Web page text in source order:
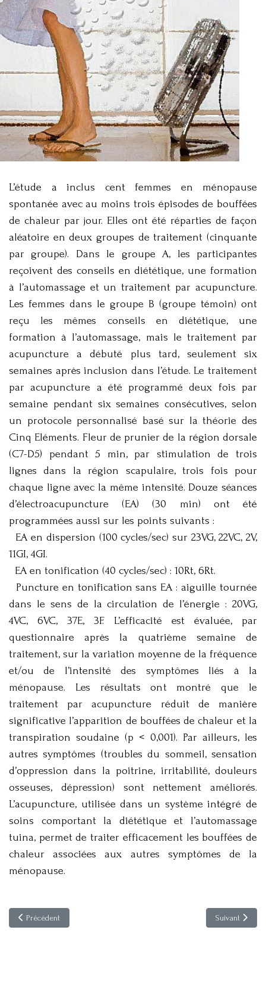
L’étude a inclus cent femmes en ménopause
spontanée avec au moins trois épisodes de bouffées
de chaleur par jour. Elles ont été réparties de façon
aléatoire en deux groupes de traitement (cinquante
par groupe). Dans le groupe A, les participantes
reçoivent des conseils en diététique, une formation
à l’automassage et un traitement par acupuncture.
Les femmes dans le groupe B (groupe témoin) ont
reçu les mêmes conseils en diététique, une
formation à l’automassage, mais le traitement par
acupuncture a débuté plus tard, seulement six
semaines après inclusion dans l’étude. Le traitement
par acupuncture a été programmé deux fois par
semaine pendant six semaines consécutives, selon
un protocole personnalisé basé sur la théorie des
Cinq Eléments. Fleur de prunier de la région dorsale
(C7-D5) pendant 5 min, par stimulation de trois
lignes dans la région scapulaire, trois fois pour
chaque ligne avec la même intensité. Douze séances
d’électroacupuncture (EA) (30 min) ont été
programmées aussi sur les points suivants :
EA en dispersion (100 cycles/sec) sur 23VG, 22VC, 2V,
11GI, 4GI.
EA en tonification (40 cycles/sec) : 10Rt, 6Rt.
Puncture en tonification sans EA : aiguille tournée
dans le sens de la circulation de l’énergie : 20VG,
4VC, 6VC, 37E, 3F. L’efficacité est évaluée, par
questionnaire après la quatrième semaine de
traitement, sur la variation moyenne de la fréquence
et/ou de l’intensité des symptômes liés à la
ménopause. Les résultats ont montré que le
traitement par acupuncture réduit de manière
significative l’apparition de bouffées de chaleur et la
transpiration soudaine (p < 0,001). Par ailleurs, les
autres symptômes (troubles du sommeil, sensation
d’oppression dans la poitrine, irritabilité, douleurs
osseuses, dépression) sont nettement améliorés.
L’acupuncture, utilisée dans un système intégré de
soins comportant la diététique et l’automassage
tuina, permet de traiter efficacement les bouffées de
chaleur associées aux autres symptômes de la
ménopause.
Article précédent : Rhabdomyolyse et insuffisance rénale aiguë dans les
Précédent Article suivant
Suivant